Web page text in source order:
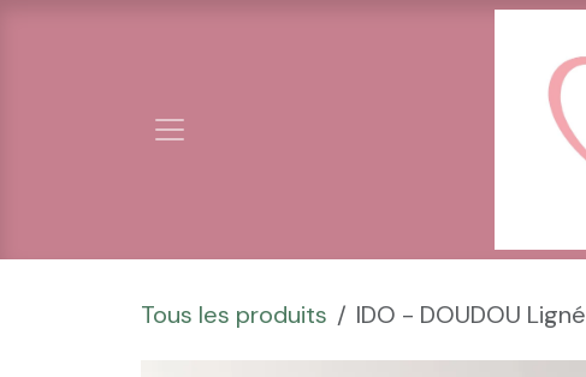
Tous les produits IDO - DOUDOU Ligné